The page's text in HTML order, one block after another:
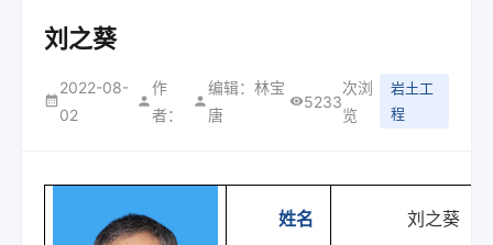
刘之葵
2022-08-
02
作
者：
编辑：林宝
唐
5233
次浏
览
岩土工
程
姓名 刘之葵